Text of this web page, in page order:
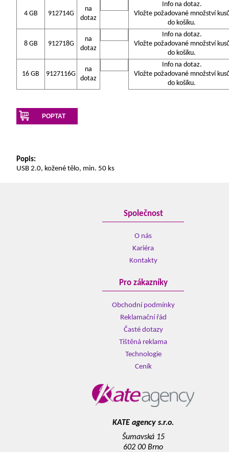
4 GB 912714G
na
dotaz
Info na dotaz.
Vložte požadované množství
do košíku.
8 GB 912718G
na
dotaz
Info na dotaz.
Vložte požadované množství
do košíku.
16 GB 9127116G
na
dotaz
Info na dotaz.
Vložte požadované množství
do košíku.
POPTAT
Popis:
USB 2.0, kožené tělo, min. 50 ks
Společnost
O nás
Kariéra
Kontakty
Pro zákazníky
Obchodní podmínky
Reklamační řád
Časté dotazy
Tištěná reklama
Technologie
Ceník
KATE agency s.r.o.
Šumavská 15
602 00 Brno